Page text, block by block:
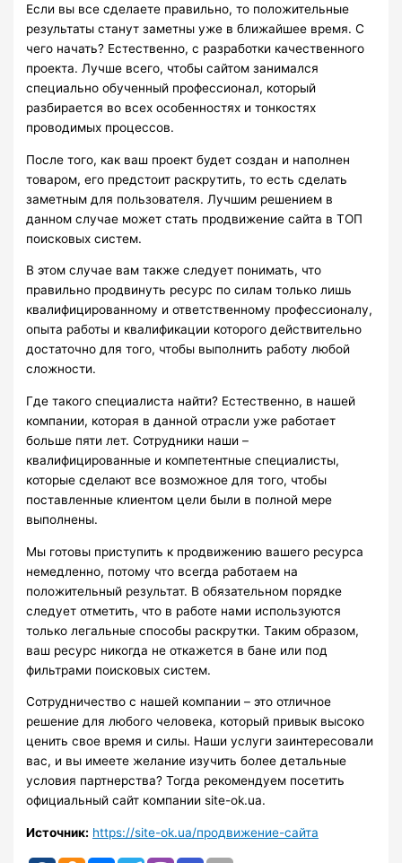
Если вы все сделаете правильно, то положительные
результаты станут заметны уже в ближайшее время. С
чего начать? Естественно, с разработки качественного
проекта. Лучше всего, чтобы сайтом занимался
специально обученный профессионал, который
разбирается во всех особенностях и тонкостях
проводимых процессов.
После того, как ваш проект будет создан и наполнен
товаром, его предстоит раскрутить, то есть сделать
заметным для пользователя. Лучшим решением в
данном случае может стать продвижение сайта в ТОП
поисковых систем.
В этом случае вам также следует понимать, что
правильно продвинуть ресурс по силам только лишь
квалифицированному и ответственному профессионалу,
опыта работы и квалификации которого действительно
достаточно для того, чтобы выполнить работу любой
сложности.
Где такого специалиста найти? Естественно, в нашей
компании, которая в данной отрасли уже работает
больше пяти лет. Сотрудники наши –
квалифицированные и компетентные специалисты,
которые сделают все возможное для того, чтобы
поставленные клиентом цели были в полной мере
выполнены.
Мы готовы приступить к продвижению вашего ресурса
немедленно, потому что всегда работаем на
положительный результат. В обязательном порядке
следует отметить, что в работе нами используются
только легальные способы раскрутки. Таким образом,
ваш ресурс никогда не откажется в бане или под
фильтрами поисковых систем.
Сотрудничество с нашей компании – это отличное
решение для любого человека, который привык высоко
ценить свое время и силы. Наши услуги заинтересовали
вас, и вы имеете желание изучить более детальные
условия партнерства? Тогда рекомендуем посетить
официальный сайт компании site-ok.ua.
Источник: https://site-ok.ua/продвижение-сайта